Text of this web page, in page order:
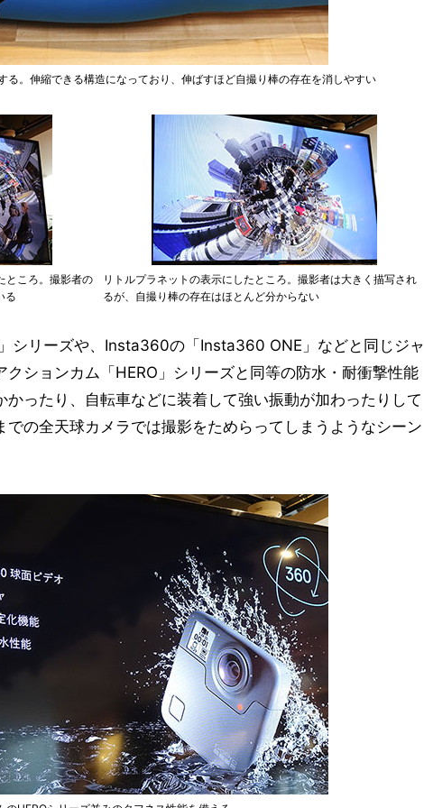
る。伸縮できる構造になっており、伸ばすほど自撮り棒の存在を消しやすい
ところ。撮影者の
る
リトルプラネットの表示にしたところ。撮影者は大きく描写され
るが、自撮り棒の存在はほとんど分からない
シリーズや、Insta360の「Insta360 ONE」などと同じジャ
クションカム「HERO」シリーズと同等の防水・耐衝撃性能
かったり、自転車などに装着して強い振動が加わったりして
での全天球カメラでは撮影をためらってしまうようなシーン